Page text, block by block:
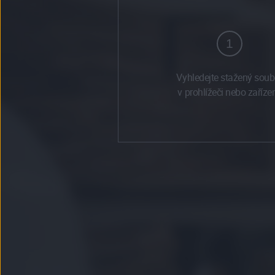
1
Vyhledejte stažený
v prohlížeči nebo